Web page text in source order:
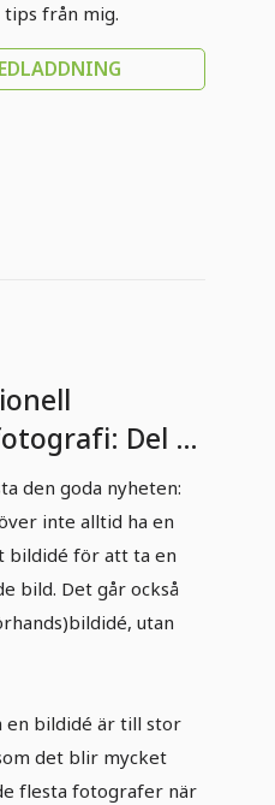
från mig.
Del 5
bildidéer.
den goda nyheten:
inte alltid ha en
bildidé för att ta en
bild. Det går också
utan
en bildidé är till stor
det blir mycket
flesta fotografer när